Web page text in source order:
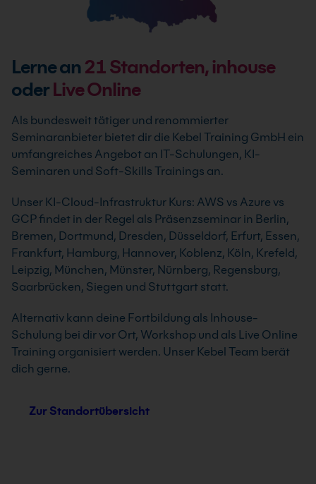
Lerne an 21Standorten, inhouse
oderLive Online
Als bundesweit tätiger und renommierter
Seminaranbieter bietet dir die Kebel Training GmbH ein
umfangreiches Angebot an IT-Schulungen, KI-
Seminaren und Soft-Skills Trainings an.
Unser KI-Cloud-Infrastruktur Kurs: AWS vs Azure vs
GCP findet in der Regel als Präsenzseminar in Berlin,
Bremen, Dortmund, Dresden, Düsseldorf, Erfurt, Essen,
Frankfurt, Hamburg, Hannover, Koblenz, Köln, Krefeld,
Leipzig, München, Münster, Nürnberg, Regensburg,
Saarbrücken, Siegen und Stuttgart statt.
Alternativ kann deine Fortbildung als Inhouse-
Schulung bei dir vor Ort, Workshop und als Live Online
Training organisiert werden. Unser Kebel Team berät
dich gerne.
Zur Standortübersicht